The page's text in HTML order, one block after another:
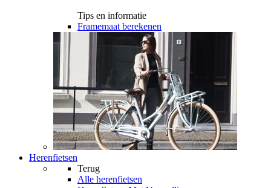
Tips en informatie
Framemaat berekenen
Herenfietsen
Terug
Alle herenfietsen